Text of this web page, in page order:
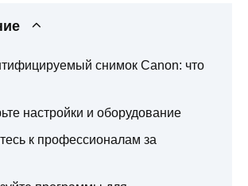
снимок Canon: что
настройки и оборудование
к профессионалам за